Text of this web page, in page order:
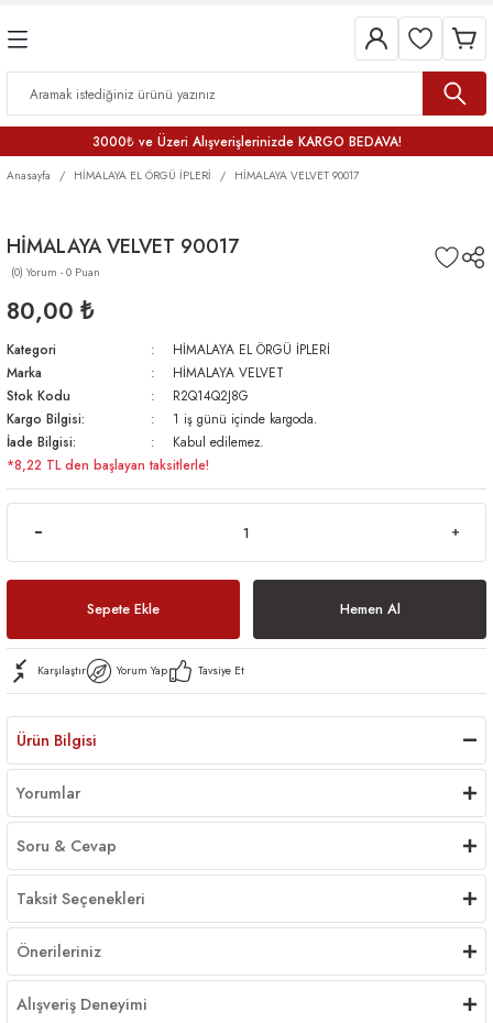
3000₺ ve Üzeri Alışverişlerinizde KARGO BEDAVA!
Anasayfa HİMALAYA EL ÖRGÜ İPLERİ HİMALAYA VELVET 90017
HİMALAYA VELVET 90017
(0) Yorum - 0 Puan
80,00 ₺
Kategori
HİMALAYA EL ÖRGÜ İPLERİ
Marka
HİMALAYA VELVET
Stok Kodu
R2Q14Q2J8G
Kargo Bilgisi:
1 iş günü içinde kargoda.
İade Bilgisi:
Kabul edilemez.
*8,22 TL den başlayan taksitlerle!
Sepete Ekle Hemen Al
Karşılaştır Yorum Yap Tavsiye Et
Ürün Bilgisi
Yorumlar
Soru & Cevap
Taksit Seçenekleri
Önerileriniz
Alışveriş Deneyimi